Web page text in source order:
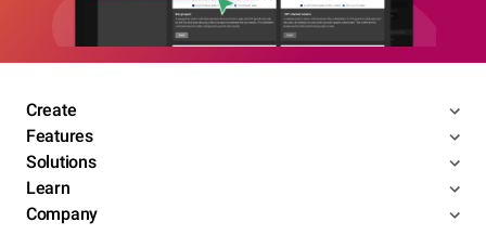
Create
Features
Solutions
Learn
Company